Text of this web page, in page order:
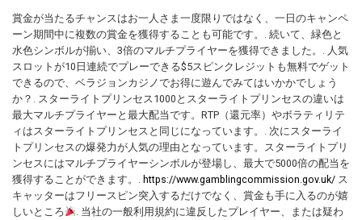
賞金が当たるチャンスはお一人さま一度限りではなく、一日のキャンペ
ーン期間中に複数の賞金を獲得することも可能です。. 続いて、緑色と
水色シンボルが揃い、3倍のマルチプライヤーを獲得できました。. 人気
スロットが10日連続でプレーできる$5スピンクレジットも無料でゲット
できるので、ベラジョンカジノでお得に遊んでみてはいかかでしょう
か？. スターライトプリンセス1000とスターライトプリンセスの違いは
最大マルチプライヤーと最大配当です。RTP（還元率）やボラティリテ
ィはスターライトプリンセスと同じになっています。. 次にスターライ
トプリンセスの爆発力が人気の理由となっています。スターライトプリ
ンセスにはマルチプライヤーシンボルが登場し、最大で5000倍の配当を
獲得することができます。.
https://www.gamblingcommission.gov.uk/ ス
キャッターはフリースピン突入するだけでなく、賞金も手に入るのが嬉
しいところ
. 当社の一般利用規約に違反したプレイヤー、または疑わ